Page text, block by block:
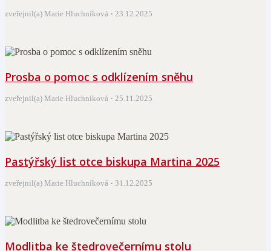
zveřejnil(a) Marie Hluchníková 23.12.2025
Prosba o pomoc s odklízením sněhu
zveřejnil(a) Marie Hluchníková 25.11.2025
Pastýřský list otce biskupa Martina 2025
zveřejnil(a) Marie Hluchníková 31.12.2025
Modlitba ke štedrovečernímu stolu